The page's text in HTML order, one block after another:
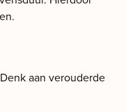
aan verouderde